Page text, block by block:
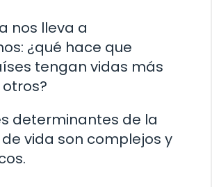
nos lleva a
¿qué hace que
tengan vidas más
determinantes de la
vida son complejos y